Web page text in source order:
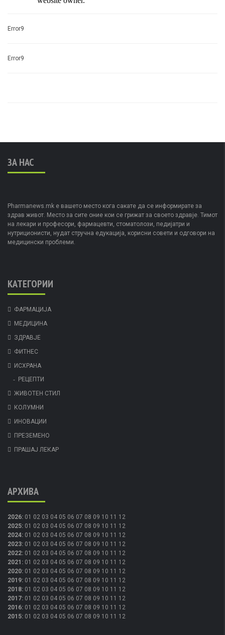
Error9
Error9
ЗА НАС
Pharmanews.mk е вашето место кога сакате да се информирате за
здрав живот. Место за сите оние кои се грижат за своето здравје. Тимот
на лекари и професори, фармацевти, стоматолози, педијатри и
нутриционисти, нудат стручна едукација, корисни совети и одговори на
медицински проблеми.
КАТЕГОРИИ
ФАРМАЦИЈА
МЕДИЦИНА
ЗДРАВЈЕ
ФИТНЕС
ИСХРАНА
РЕЦЕПТИ
ЖИВОТЕН СТИЛ
КОЛУМНИ
ИНОВАЦИИ
ПРЕЗЕМЕНО
ПРАШАЈ ЛЕКАР
АРХИВА
2026: 01 02 03 04 05 06 07 08 09 10 11 12
2025: 01 02 03 04 05 06 07 08 09 10 11 12
2024: 01 02 03 04 05 06 07 08 09 10 11 12
2023: 01 02 03 04 05 06 07 08 09 10 11 12
2022: 01 02 03 04 05 06 07 08 09 10 11 12
2021 : 01 02 03 04 05 06 07 08 09 10 11 12
2020: 01 02 03 04 05 06 07 08 09 10 11 12
2019: 01 02 03 04 05 06 07 08 09 10 11 12
2018: 01 02 03 04 05 06 07 08 09 10 11 12
2017: 01 02 03 04 05 06 07 08 09 10 11 12
2016: 01 02 03 04 05 06 07 08 09 10 11 12
2015: 01 02 03 04 05 06 07 08 09 10 11 12